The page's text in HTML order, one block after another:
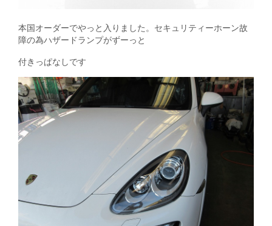
本国オーダーでやっと入りました。セキュリティーホーン故
障の為ハザードランプがずーっと
付きっぱなしです